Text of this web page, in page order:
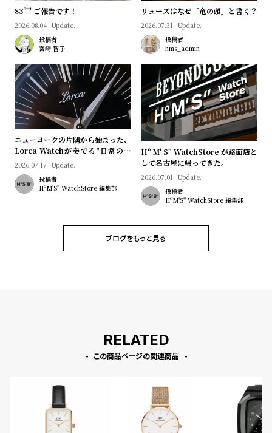
計
保
証
プ
ラ
ス
印
サ
ー
ビ
ス
よ
く
る
質
お
問
合
わ
83º'" ご報告です！
2026.08.04 Update.
投稿者
宮﨑 智子
リューズはなぜ「竜の頭」と書く？
2026.07.31 Update.
投稿者
hms_admin
ニューヨークの片隅から始まった、
Lorca Watchが奏でる"日常のロ
マン"｜Brand Picks #08
2026.07.17 Update.
投稿者
HºM'S" WatchStore 編集部
Hº M' S" WatchStore が路面店と
して名古屋に帰ってきた。
2026.07.01 Update.
投稿者
HºM'S" WatchStore 編集部
ブログをもっと見る
RELATED
この商品ページの関連商品